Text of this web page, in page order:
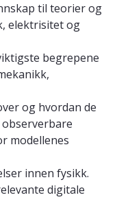
til teorier og
elektrisitet og
begrepene
og hvordan de
modellenes
innen fysikk.
digitale